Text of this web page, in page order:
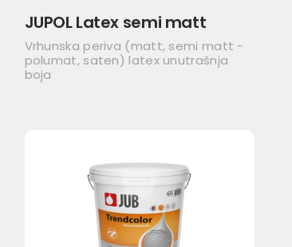
JUPOL Latex semi matt
Vrhunska periva (matt, semi matt -
polumat, saten) latex unutrašnja
boja